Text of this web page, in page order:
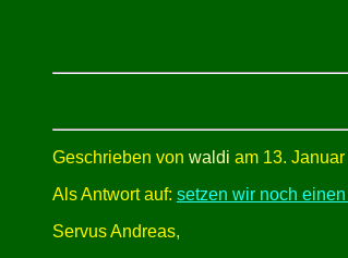
Geschrieben von waldi am 13.
Als Antwort auf: setzen wir noch
Servus Andreas,